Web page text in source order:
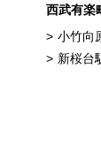
西武有楽
小竹向
新桜台